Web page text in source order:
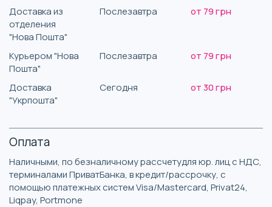
Доставка из
отделения
"Нова Пошта"
Послезавтра от 79 грн
Курьером "Нова
Пошта"
Послезавтра от 79 грн
Доставка
"Укрпошта"
Сегодня от 30 грн
Оплата
Наличными, по безналичному рассчетудля юр. лиц с НДС,
терминалами ПриватБанка, в кредит/рассрочку, с
помощью платежных систем Visa/Mastercard, Privat24,
Liqpay, Portmone